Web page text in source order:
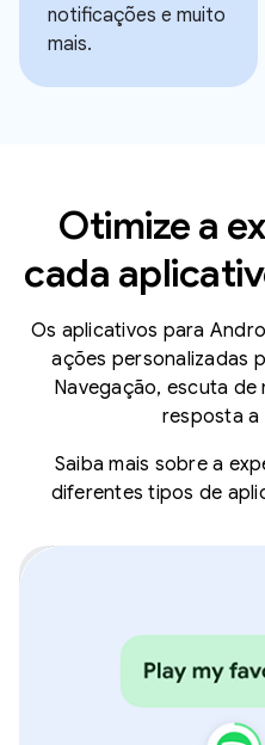
notificações e muito
mais.
Otimize a
cada
Os aplicativos para
ações personalizadas
Navegação, escuta de
resposta a
Saiba mais sobre a
diferentes tipos de